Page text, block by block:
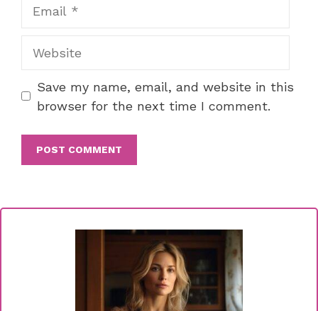
Save my name, email, and website in this
browser for the next time I comment.